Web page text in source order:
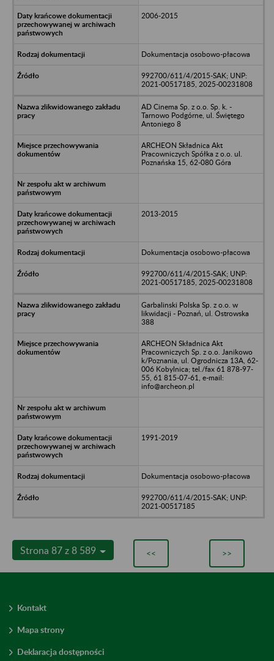
2006-2015
Dokumentacja osobowo-płacowa
992700/611/4/2015-SAK; UNP:
2021-00517185, 2025-00231808
AD Cinema Sp. z o.o. Sp. k. -
Tarnowo Podgórne, ul. Świętego
Antoniego 8
ARCHEON Składnica Akt
Pracowniczych Spółka z o.o. ul.
Poznańska 15, 62-080 Góra
2013-2015
Dokumentacja osobowo-płacowa
992700/611/4/2015-SAK; UNP:
2021-00517185, 2025-00231808
Garbalinski Polska Sp. z o.o. w
likwidacji - Poznań, ul. Ostrowska
388
ARCHEON Składnica Akt
Pracowniczych Sp. z o.o. Janikowo
k/Poznania, ul. Ogrodnicza 13A, 62-
006 Kobylnica; tel./fax 61 878-97-
55, 61 815-07-61, e-mail:
info@archeon.pl
1991-2019
Dokumentacja osobowo-płacowa
992700/611/4/2015-SAK; UNP:
2021-00517185
Strona 87 z 8 589 << >>
Kontakt
Mapa strony
Deklaracja dostępności